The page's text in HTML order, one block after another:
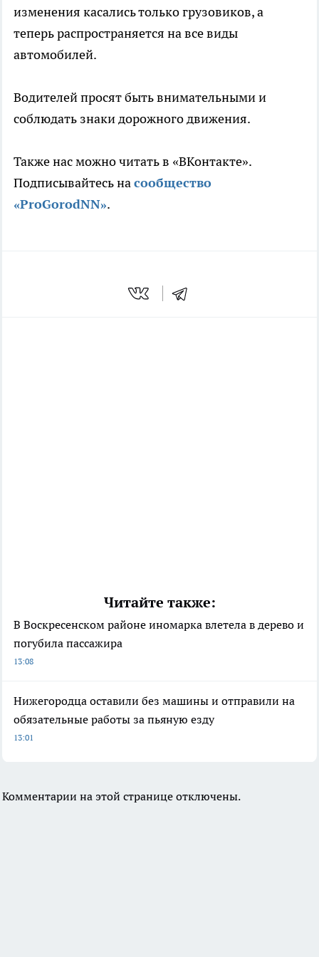
изменения касались только грузовиков, а
теперь распространяется на все виды
автомобилей.
Водителей просят быть внимательными и
соблюдать знаки дорожного движения.
Также нас можно читать в «ВКонтакте».
Подписывайтесь насообщество
«ProGorodNN».
Читайте также:
В Воскресенском районе иномарка влетела в дерево и
погубила пассажира
13:08
Нижегородца оставили без машины и отправили на
обязательные работы за пьяную езду
13:01
Комментарии на этой странице отключены.